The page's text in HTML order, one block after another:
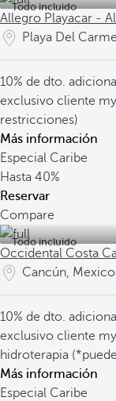
Todo incluido
Allegro Playacar -
Playa Del
10% de dto.
exclusivo cliente
restricciones)
Más información
Especial Caribe
Hasta 40%
Reservar
Compare
Todo incluido
Occidental Costa
Cancún, Mexico
10% de dto.
exclusivo cliente
hidroterapia
Más información
Especial Caribe